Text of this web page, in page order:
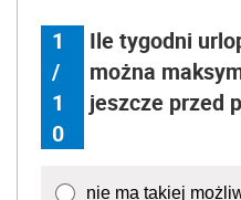
1
/
1
0
Ile tygodni
można
jeszcze przed
nie ma takiej